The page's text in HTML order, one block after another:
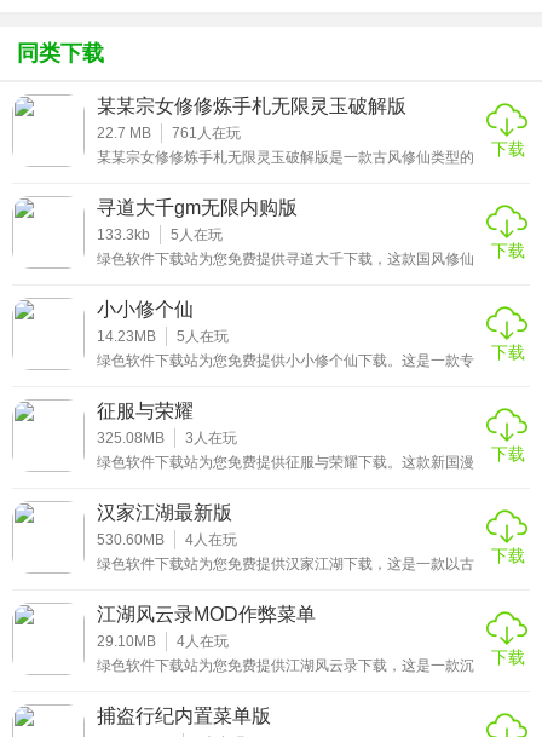
同类下载
某某宗女修修炼手札无限灵玉破解版
22.7 MB 761 人在玩
某某宗女修修炼手札无限灵玉破解版是一款古风修仙类型的
轮美奂的仙侠世界，丰富的剧情内容可以体验，还有许多支
线剧情可以触发，让玩家在这个奇幻的世界中自由的探索，
感受这个仙侠世界所带来的独特魅力。游戏中玩家可以体验
到丰富的玩法，还有多种不同的模式可以体验，多种不同的
下载
寻道大千gm无限内购版
133.3kb 5 人在玩
绿色软件下载站为您免费提供寻道大千下载，这款国风修仙
沉浸其中。玩家将以小妖之身踏上修仙路，从砍树获取基础
装备起步，逐步解锁冒险、幻境阁、福地等丰富玩法，在提
升战力的同时结交仙友、收服灵兽，最终探寻仙道真谛。
下载
小小修个仙
14.23MB 5 人在玩
绿色软件下载站为您免费提供小小修个仙下载。这是一款专
核心，还原了从炼气到金丹的修仙全过程，每个阶段都有独
特的修炼体验，搭配恢弘的修仙世界设定，让玩家沉浸式感
受修仙的奇幻魅力，代入感极强，圆每一位玩家的修仙梦。
下载
征服与荣耀
325.08MB 3 人在玩
绿色软件下载站为您免费提供征服与荣耀下载。这款新国漫
计的角色，将三国乱世刻画得生动鲜活。玩家将以主公身份
穿越到那个风云变幻的时代，招募历史上的知名将领，组建
起属于自己的势力，开启一段跌宕起伏的三国征程。
下载
汉家江湖最新版
530.60MB 4人在玩
绿色软件下载站为您免费提供汉家江湖下载，这是一款以古
客闯荡乱世，在刀光剑影中书写属于自己的江湖传奇。游戏
以北朝与南朝的战争为时代底色，构建了一个充满恩怨情
仇、家国大义的武侠世界，玩家不仅能体验到跌宕起伏的剧
情故事，还能自由探索广阔的江湖地图，偶遇形形色色的
下载
江湖风云录MOD作弊菜单
29.10MB 4人在玩
绿色软件下载站为您免费提供江湖风云录下载，这是一款沉
真实武林世界。在这个江湖里，玩家可以通过不断历练提升
自身实力，体验快意恩仇的侠客人生，逐步成长为一代宗
下载
捕盗行纪内置菜单版